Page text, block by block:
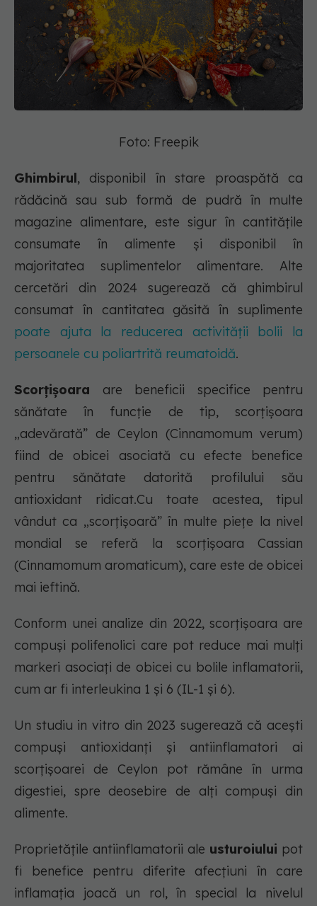
Foto: Freepik
Ghimbirul, disponibil în stare proaspătă ca
rădăcină sau sub formă de pudră în multe
magazine alimentare, este sigur în cantitățile
consumate în alimente și disponibil în
majoritatea suplimentelor alimentare. Alte
cercetări din 2024 sugerează că ghimbirul
consumat în cantitatea găsită în suplimente
poate ajuta la reducerea activității bolii la
persoanele cu poliartrită reumatoidă.
Scorțișoara are beneficii specifice pentru
sănătate în funcție de tip, scorțișoara
„adevărată” de Ceylon (Cinnamomum verum)
fiind de obicei asociată cu efecte benefice
pentru sănătate datorită profilului său
antioxidant ridicat.Cu toate acestea, tipul
vândut ca „scorțișoară” în multe piețe la nivel
mondial se referă la scorțișoara Cassian
(Cinnamomum aromaticum), care este de obicei
mai ieftină.
Conform unei analize din 2022, scorțișoara are
compuși polifenolici care pot reduce mai mulți
markeri asociați de obicei cu bolile inflamatorii,
cum ar fi interleukina 1 și 6 (IL-1 și 6).
Un studiu in vitro din 2023 sugerează că acești
compuși antioxidanți și antiinflamatori ai
scorțișoarei de Ceylon pot rămâne în urma
digestiei, spre deosebire de alți compuși din
alimente.
Proprietățile antiinflamatorii ale usturoiului pot
fi benefice pentru diferite afecțiuni în care
inflamația joacă un rol, în special la nivelul